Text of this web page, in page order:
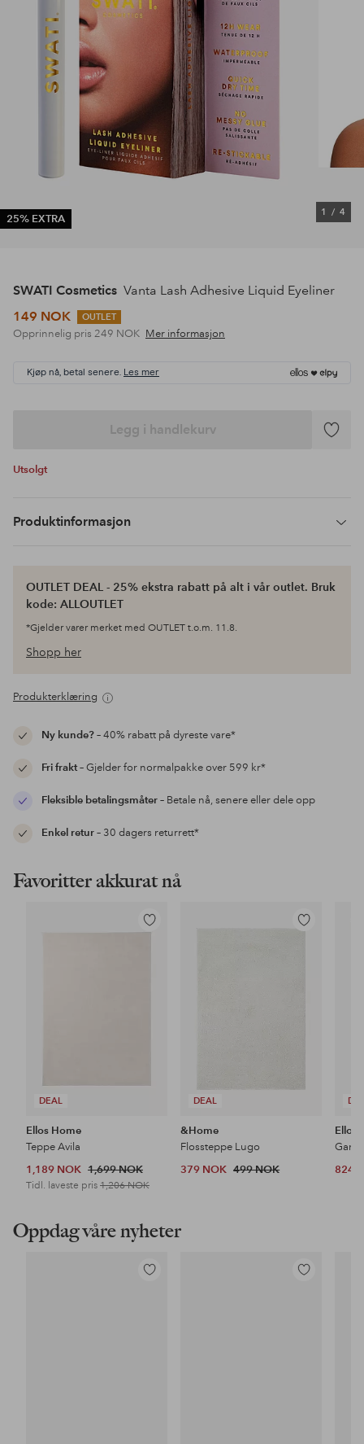
25% EXTRA
1 / 4
SWATI Cosmetics Vanta Lash Adhesive Liquid Eyeliner
149 NOK
OUTLET
Opprinnelig pris 249 NOK Mer informasjon
Kjøp nå, betal senere. Les mer
Legg i handlekurv
Legg
Utsolgt
Produktinformasjon
OUTLET DEAL - 25% ekstra rabatt på alt i vår outlet. Bruk
kode: ALLOUTLET
*Gjelder varer merket med OUTLET t.o.m. 11.8.
Shopp her
Produkterklæring
Ny kunde?– 40% rabatt på dyreste vare*
Fri frakt– Gjelder for normalpakke over 599 kr*
Fleksible betalingsmåter– Betale nå, senere eller dele opp
Enkel retur– 30 dagers returrett*
Favoritter akkurat nå
DEAL
Legg
Ellos Home
Teppe Avila
1,189 NOK 1,699 NOK
Tidl. laveste pris 1,206 NOK
DEAL
Legg
&Home
Flossteppe Lugo
379 NOK 499 NOK
Ellos
824
Oppdag våre nyheter
Legg
Legg